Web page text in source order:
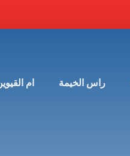
راس الخيمة ام